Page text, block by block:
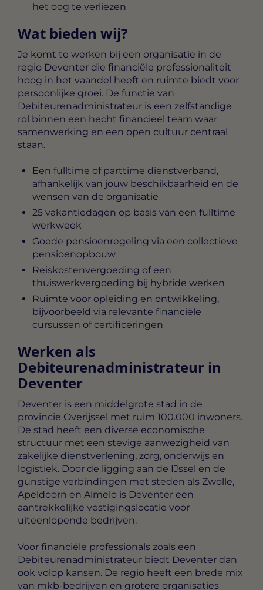
het oog te verliezen
Wat bieden wij?
Je komt te werken bij een organisatie in de
regio Deventer die financiële professionaliteit
hoog in het vaandel heeft en ruimte biedt voor
persoonlijke groei. De functie van
Debiteurenadministrateur is een zelfstandige
rol binnen een hecht financieel team waar
samenwerking en een open cultuur centraal
staan.
Een fulltime of parttime dienstverband,
afhankelijk van jouw beschikbaarheid en de
wensen van de organisatie
25 vakantiedagen op basis van een fulltime
werkweek
Goede pensioenregeling via een collectieve
pensioenopbouw
Reiskostenvergoeding of een
thuiswerkvergoeding bij hybride werken
Ruimte voor opleiding en ontwikkeling,
bijvoorbeeld via relevante financiële
cursussen of certificeringen
Werken als
Debiteurenadministrateur in
Deventer
Deventer is een middelgrote stad in de
provincie Overijssel met ruim 100.000 inwoners.
De stad heeft een diverse economische
structuur met een stevige aanwezigheid van
zakelijke dienstverlening, zorg, onderwijs en
logistiek. Door de ligging aan de IJssel en de
gunstige verbindingen met steden als Zwolle,
Apeldoorn en Almelo is Deventer een
aantrekkelijke vestigingslocatie voor
uiteenlopende bedrijven.
Voor financiële professionals zoals een
Debiteurenadministrateur biedt Deventer dan
ook volop kansen. De regio heeft een brede mix
van mkb-bedrijven en grotere organisaties